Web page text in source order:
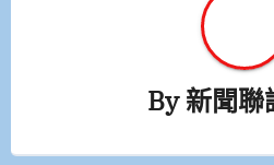
By新聞聯